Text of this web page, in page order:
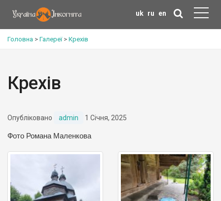
uk ru en
Головна > Галереї> Крехів
Крехів
Опубліковано admin 1 Січня, 2025
Фото Романа Маленкова